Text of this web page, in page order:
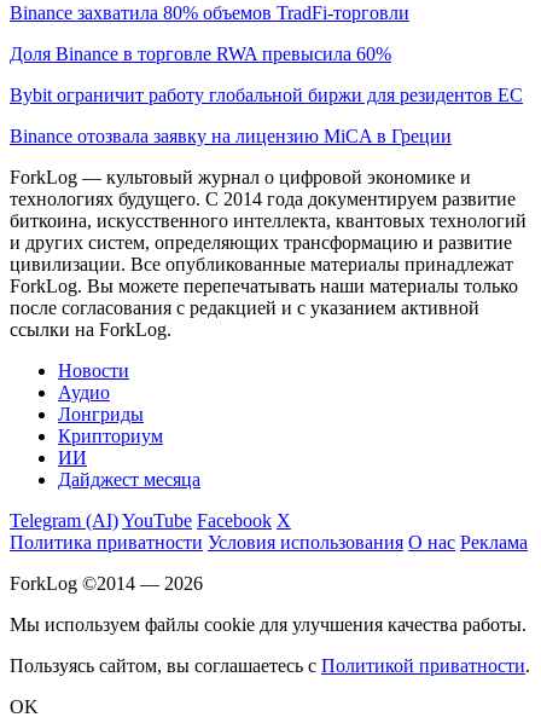
Binance захватила 80% объемов TradFi-торговли
Доля Binance в торговле RWA превысила 60%
Bybit ограничит работу глобальной биржи для резидентов ЕС
Binance отозвала заявку на лицензию MiCA в Греции
ForkLog — культовый журнал о цифровой экономике и
технологиях будущего. С 2014 года документируем развитие
биткоина, искусственного интеллекта, квантовых технологий
и других систем, определяющих трансформацию и развитие
цивилизации. Все опубликованные материалы принадлежат
ForkLog. Вы можете перепечатывать наши материалы только
после согласования с редакцией и с указанием активной
ссылки на ForkLog.
Новости
Аудио
Лонгриды
Крипториум
ИИ
Дайджест месяца
Telegram (AI)YouTube Facebook X
Политика приватности Условия использования О нас Реклама
ForkLog ©2014 — 2026
Мы используем файлы cookie для улучшения качества работы.
Пользуясь сайтом, вы соглашаетесь с Политикой приватности.
OK